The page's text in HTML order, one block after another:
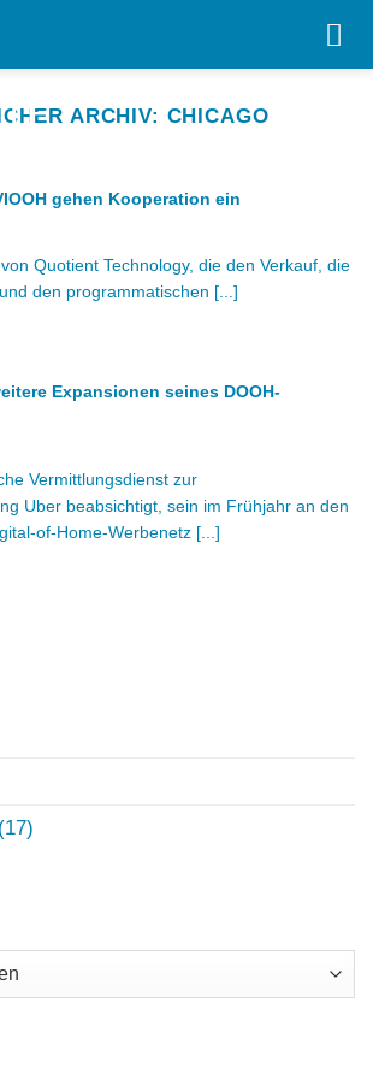
ARCHIV: CHICAGO
gehen Kooperation ein
Quotient Technology, die den Verkauf, die
den programmatischen [...]
Expansionen seines DOOH-
Vermittlungsdienst zur
Uber beabsichtigt, sein im Frühjahr an den
of-Home-Werbenetz [...]
(17)